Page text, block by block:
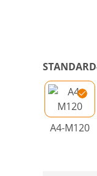
A4-M120